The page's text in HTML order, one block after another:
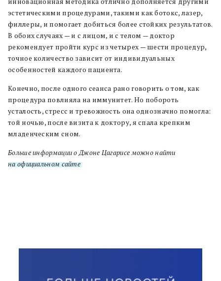
эстетическими процедурами, такими как ботокс, лазер,
филлеры, и помогает добиться более стойких результатов.
В обоих случаях — и с лицом, и с телом — доктор
рекомендует пройти курс из четырех — шести процедур,
точное количество зависит от индивидуальных
особенностей каждого пациента.
Конечно, после одного сеанса рано говорить о том, как
процедура повлияла на иммунитет. Но побороть
усталость, стресс и тревожность она однозначно помогла:
той ночью, после визита к доктору, я спала крепким
младенческим сном.
Больше информации о Джоне Цагарисе можно найти
на официальном сайте.